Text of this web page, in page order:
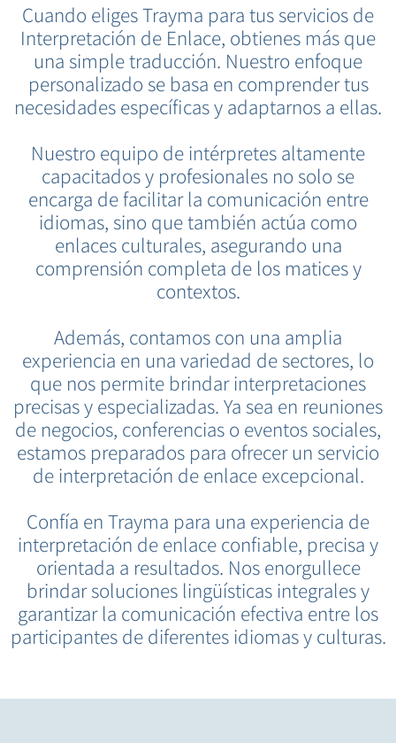
Cuando eliges Trayma para tus servicios de
Interpretación de Enlace, obtienes más que
una simple traducción. Nuestro enfoque
personalizado se basa en comprender tus
necesidades específicas y adaptarnos a ellas.
Nuestro equipo de intérpretes altamente
capacitados y profesionales no solo se
encarga de facilitar la comunicación entre
idiomas, sino que también actúa como
enlaces culturales, asegurando una
comprensión completa de los matices y
contextos.
Además, contamos con una amplia
experiencia en una variedad de sectores, lo
que nos permite brindar interpretaciones
precisas y especializadas. Ya sea en reuniones
de negocios, conferencias o eventos sociales,
estamos preparados para ofrecer un servicio
de interpretación de enlace excepcional.
Confía en Trayma para una experiencia de
interpretación de enlace confiable, precisa y
orientada a resultados. Nos enorgullece
brindar soluciones lingüísticas integrales y
garantizar la comunicación efectiva entre los
participantes de diferentes idiomas y culturas.